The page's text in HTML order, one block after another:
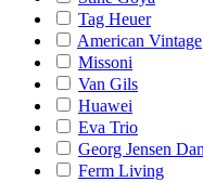
Tag Heuer
American Vintage
Missoni
Van Gils
Huawei
Eva Trio
Georg Jensen
Ferm Living